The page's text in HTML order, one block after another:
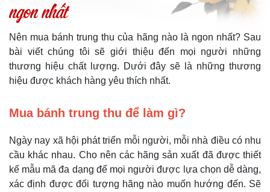
ngon nhất
Nên mua bánh trung thu của hãng nào là ngon nhất? Sau
bài viết chúng tôi sẽ giới thiệu đến mọi người những
thương hiệu chất lượng. Dưới đây sẽ là những thương
hiệu được khách hàng yêu thích nhất.
Mua bánh trung thu để làm gì?
Ngày nay xã hội phát triển mỗi người, mỗi nhà điều có nhu
cầu khác nhau. Cho nên các hãng sản xuất đã được thiết
kế mẫu mã đa dạng để mọi người được lựa chọn dễ dàng,
xác định được đối tượng hãng nào muốn hướng đến. Sẽ